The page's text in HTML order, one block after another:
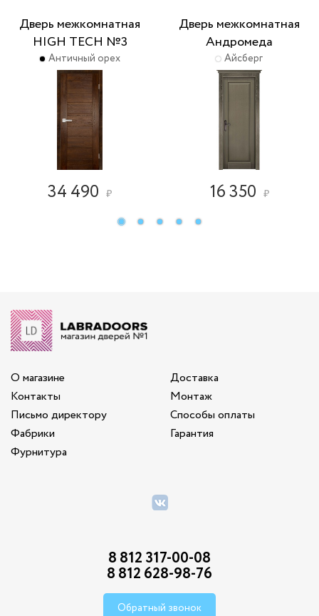
Дверь межкомнатная
HIGH TECH №3
Античный орех
34 490 ₽
Дверь межкомнатная
Андромеда
Айсберг
16 350 ₽
О магазине
Контакты
Письмо директору
Фабрики
Фурнитура
Доставка
Монтаж
Способы оплаты
Гарантия
8 812 317-00-08
8 812 628-98-76
Обратный звонок